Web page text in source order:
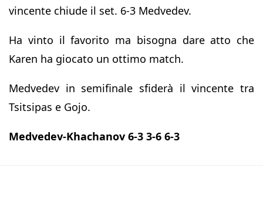
vincente chiude il set. 6-3 Medvedev.
Ha vinto il favorito ma bisogna dare atto che
Karen ha giocato un ottimo match.
Medvedev in semifinale sfiderà il vincente tra
Tsitsipas e Gojo.
Medvedev-Khachanov 6-3 3-6 6-3